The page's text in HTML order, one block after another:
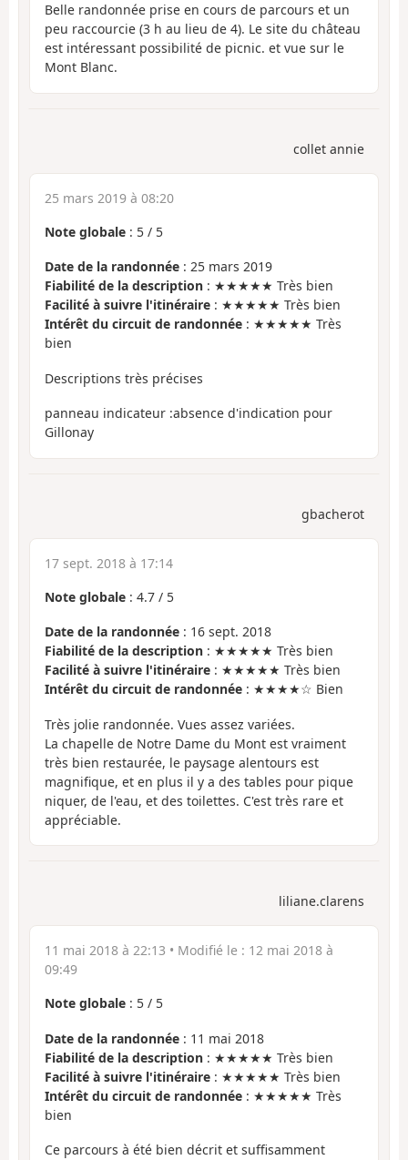
Belle randonnée prise en cours de parcours et un
peu raccourcie (3 h au lieu de 4). Le site du château
est intéressant possibilité de picnic. et vue sur le
Mont Blanc.
collet annie
25 mars 2019 à 08:20
Note globale : 5 / 5
Date de la randonnée : 25 mars 2019
Fiabilité de la description : ★★★★★ Très bien
Facilité à suivre l'itinéraire : ★★★★★ Très bien
Intérêt du circuit de randonnée : ★★★★★ Très
bien
Descriptions très précises
panneau indicateur :absence d'indication pour
Gillonay
gbacherot
17 sept. 2018 à 17:14
Note globale : 4.7 / 5
Date de la randonnée : 16 sept. 2018
Fiabilité de la description : ★★★★★ Très bien
Facilité à suivre l'itinéraire : ★★★★★ Très bien
Intérêt du circuit de randonnée : ★★★★☆ Bien
Très jolie randonnée. Vues assez variées.
La chapelle de Notre Dame du Mont est vraiment
très bien restaurée, le paysage alentours est
magnifique, et en plus il y a des tables pour pique
niquer, de l'eau, et des toilettes. C'est très rare et
appréciable.
liliane.clarens
11 mai 2018 à 22:13 • Modifié le : 12 mai 2018 à
09:49
Note globale : 5 / 5
Date de la randonnée : 11 mai 2018
Fiabilité de la description : ★★★★★ Très bien
Facilité à suivre l'itinéraire : ★★★★★ Très bien
Intérêt du circuit de randonnée : ★★★★★ Très
bien
Ce parcours à été bien décrit et suffisamment